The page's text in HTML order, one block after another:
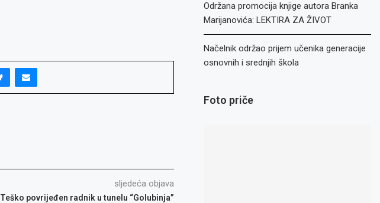
sljedeća objava
Teško povrijeđen radnik u tunelu “Golubinja”
Održana promocija knjige autora Branka
Marijanovića: LEKTIRA ZA ŽIVOT
Načelnik održao prijem učenika generacije
osnovnih i srednjih škola
Foto priče